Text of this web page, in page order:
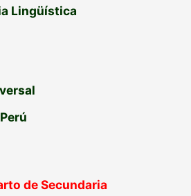
Lingüística
de Secundaria